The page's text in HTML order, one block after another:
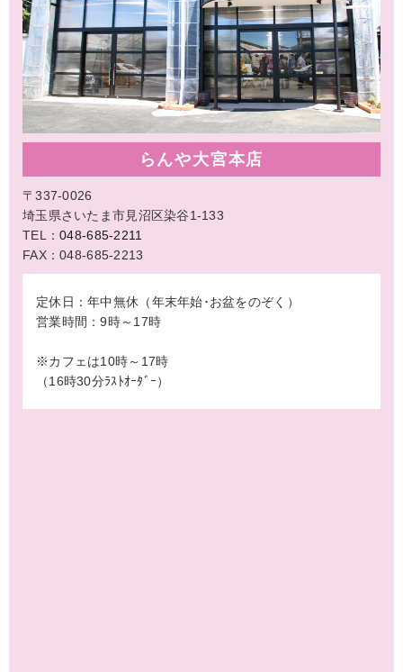
らんや大宮本店
〒337-0026
埼玉県さいたま市見沼区染谷1-133
TEL：048-685-2211
FAX：048-685-2213
定休日：年中無休（年末年始･お盆をのぞく）
営業時間：9時～17時
※カフェは10時～17時
（16時30分ﾗｽﾄｵｰﾀﾞｰ）